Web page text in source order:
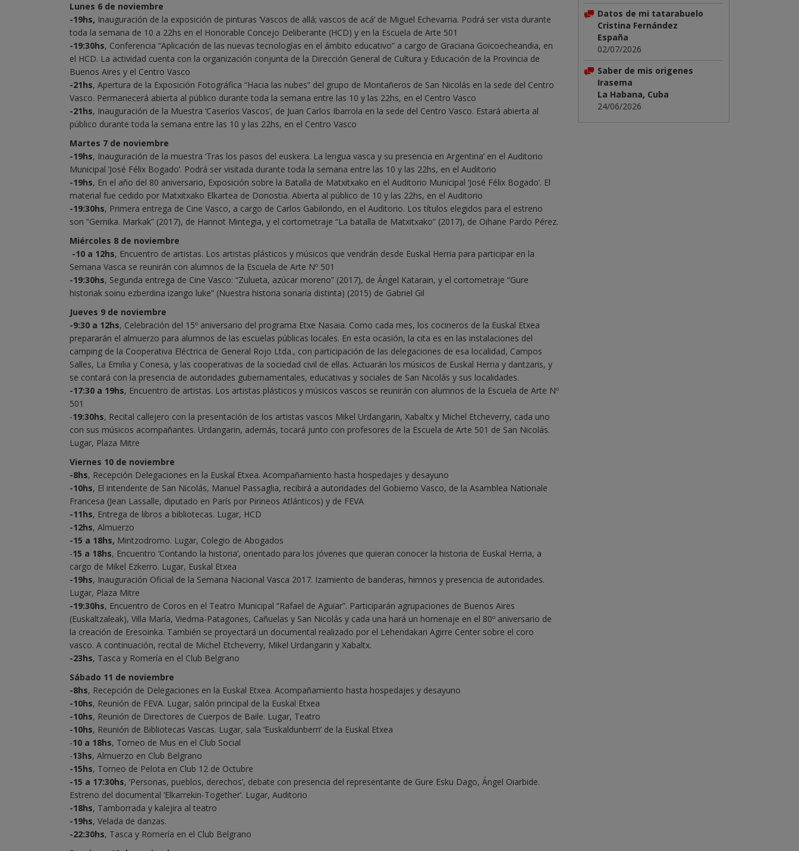
Lunes 6 de noviembre
-19hs, Inauguración de la exposición de pinturas ‘Vascos de allá; vascos de acá’ de Miguel Echevarria. Podrá ser vista durante
toda la semana de 10 a 22hs en el Honorable Concejo Deliberante (HCD) y en la Escuela de Arte 501
-19:30hs, Conferencia “Aplicación de las nuevas tecnologías en el ámbito educativo” a cargo de Graciana Goicoecheandia, en
el HCD. La actividad cuenta con la organización conjunta de la Dirección General de Cultura y Educación de la Provincia de
Buenos Aires y el Centro Vasco
-21hs, Apertura de la Exposición Fotográfica “Hacia las nubes” del grupo de Montañeros de San Nicolás en la sede del Centro
Vasco. Permanecerá abierta al público durante toda la semana entre las 10 y las 22hs, en el Centro Vasco
-21hs, Inauguración de la Muestra ‘Caseríos Vascos’, de Juan Carlos Ibarrola en la sede del Centro Vasco. Estará abierta al
público durante toda la semana entre las 10 y las 22hs, en el Centro Vasco
Martes 7 de noviembre
-19hs, Inauguración de la muestra ‘Tras los pasos del euskera. La lengua vasca y su presencia en Argentina’ en el Auditorio
Municipal ‘José Félix Bogado’. Podrá ser visitada durante toda la semana entre las 10 y las 22hs, en el Auditorio
-19hs, En el año del 80 aniversario, Exposición sobre la Batalla de Matxitxako en el Auditorio Municipal ‘José Félix Bogado’. El
material fue cedido por Matxitxako Elkartea de Donostia. Abierta al público de 10 y las 22hs, en el Auditorio
-19:30hs, Primera entrega de Cine Vasco, a cargo de Carlos Gabilondo, en el Auditorio. Los títulos elegidos para el estreno
son “Gernika. Markak” (2017), de Hannot Mintegia, y el cortometraje “La batalla de Matxitxako” (2017), de Oihane Pardo Pérez.
Miércoles 8 de noviembre
-10 a 12hs, Encuentro de artistas. Los artistas plásticos y músicos que vendrán desde Euskal Herria para participar en la
Semana Vasca se reunirán con alumnos de la Escuela de Arte Nº 501
-19:30hs, Segunda entrega de Cine Vasco: “Zulueta, azúcar moreno” (2017), de Ángel Katarain, y el cortometraje “Gure
historiak soinu ezberdina izango luke” (Nuestra historia sonaría distinta) (2015) de Gabriel Gil
Jueves 9 de noviembre
-9:30 a 12hs, Celebración del 15º aniversario del programa Etxe Nasaia. Como cada mes, los cocineros de la Euskal Etxea
prepararán el almuerzo para alumnos de las escuelas públicas locales. En esta ocasión, la cita es en las instalaciones del
camping de la Cooperativa Eléctrica de General Rojo Ltda., con participación de las delegaciones de esa localidad, Campos
Salles, La Emilia y Conesa, y las cooperativas de la sociedad civil de ellas. Actuarán los músicos de Euskal Herria y dantzaris, y
se contará con la presencia de autoridades gubernamentales, educativas y sociales de San Nicolás y sus localidades.
-17:30 a 19hs, Encuentro de artistas. Los artistas plásticos y músicos vascos se reunirán con alumnos de la Escuela de Arte Nº
501
-19:30hs, Recital callejero con la presentación de los artistas vascos Mikel Urdangarin, Xabaltx y Michel Etcheverry, cada uno
con sus músicos acompañantes. Urdangarin, además, tocará junto con profesores de la Escuela de Arte 501 de San Nicolás.
Lugar, Plaza Mitre
Viernes 10 de noviembre
-8hs, Recepción Delegaciones en la Euskal Etxea. Acompañamiento hasta hospedajes y desayuno
-10hs, El intendente de San Nicolás, Manuel Passaglia, recibirá a autoridades del Gobierno Vasco, de la Asamblea Nationale
Francesa (Jean Lassalle, diputado en París por Pirineos Atlánticos) y de FEVA
-11hs, Entrega de libros a bibliotecas. Lugar, HCD
-12hs, Almuerzo
-15 a 18hs, Mintzodromo. Lugar, Colegio de Abogados
-15 a 18hs, Encuentro ‘Contando la historia’, orientado para los jóvenes que quieran conocer la historia de Euskal Herria, a
cargo de Mikel Ezkerro. Lugar, Euskal Etxea
-19hs, Inauguración Oficial de la Semana Nacional Vasca 2017. Izamiento de banderas, himnos y presencia de autoridades.
Lugar, Plaza Mitre
-19:30hs, Encuentro de Coros en el Teatro Municipal “Rafael de Aguiar”. Participarán agrupaciones de Buenos Aires
(Euskaltzaleak), Villa María, Viedma-Patagones, Cañuelas y San Nicolás y cada una hará un homenaje en el 80º aniversario de
la creación de Eresoinka. También se proyectará un documental realizado por el Lehendakari Agirre Center sobre el coro
vasco. A continuación, recital de Michel Etcheverry, Mikel Urdangarin y Xabaltx.
-23hs, Tasca y Romería en el Club Belgrano
Sábado 11 de noviembre
-8hs, Recepción de Delegaciones en la Euskal Etxea. Acompañamiento hasta hospedajes y desayuno
-10hs, Reunión de FEVA. Lugar, salón principal de la Euskal Etxea
-10hs, Reunión de Directores de Cuerpos de Baile. Lugar, Teatro
-10hs, Reunión de Bibliotecas Vascas. Lugar, sala ‘Euskaldunberri’ de la Euskal Etxea
-10 a 18hs, Torneo de Mus en el Club Social
-13hs, Almuerzo en Club Belgrano
-15hs, Torneo de Pelota en Club 12 de Octubre
-15 a 17:30hs, ‘Personas, pueblos, derechos’, debate con presencia del representante de Gure Esku Dago, Ángel Oiarbide.
Estreno del documental ‘Elkarrekin-Together’. Lugar, Auditorio
-18hs, Tamborrada y kalejira al teatro
-19hs, Velada de danzas.
-22:30hs, Tasca y Romería en el Club Belgrano
Datos de mi tatarabuelo
Cristina Fernández
España
02/07/2026
Saber de mis origenes
Irasema
La Habana, Cuba
24/06/2026